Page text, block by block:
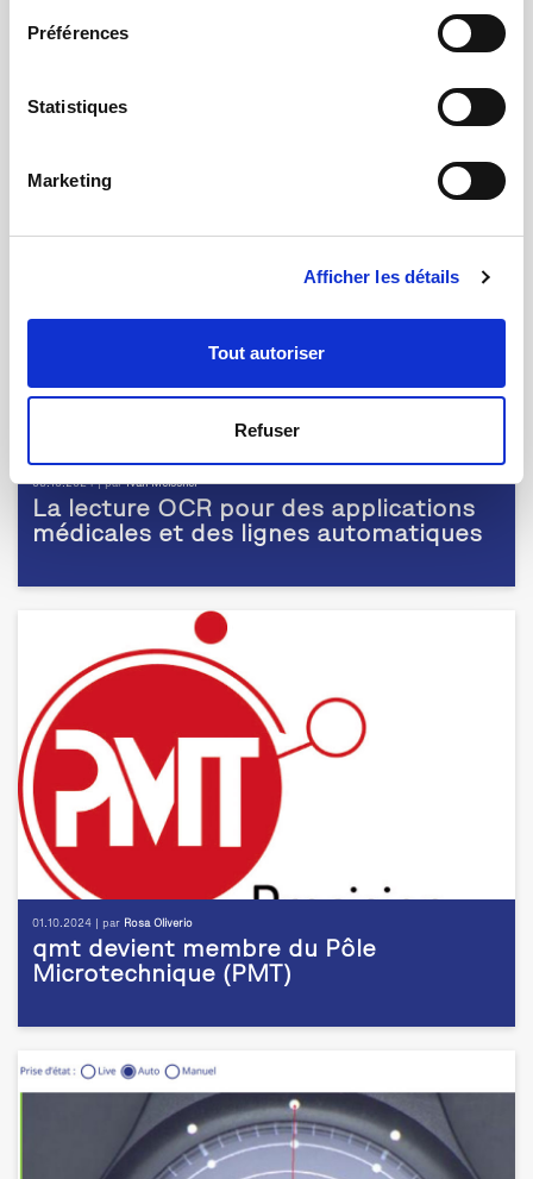
Préférences
Statistiques
Marketing
Afficher les détails
Tout autoriser
Refuser
18.11.2024 | parRosa Oliverio
dirige une équipe
03.10.2024 | parIvan Meissner
La lecture OCR pour des applications
médicales et des lignes automatiques
01.10.2024 | par Rosa Oliverio
qmt devient membre du Pôle
Microtechnique (PMT)